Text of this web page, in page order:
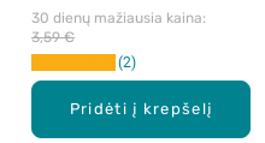
Pridėti į krepšelį
30 dienų mažiausia kaina:
3,59 €
2